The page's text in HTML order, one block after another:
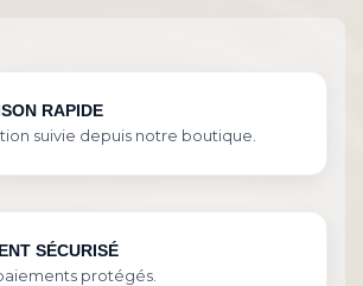
RAPIDE
suivie depuis notre boutique.
SÉCURISÉ
protégés.